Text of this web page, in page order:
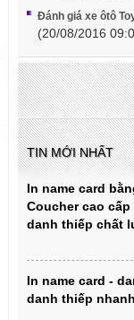
Đánh giá xe ôtô
(20/08/2016
TIN MỚI NHẤT
In name card
Coucher cao
danh thiếp chất
In name card -
danh thiếp